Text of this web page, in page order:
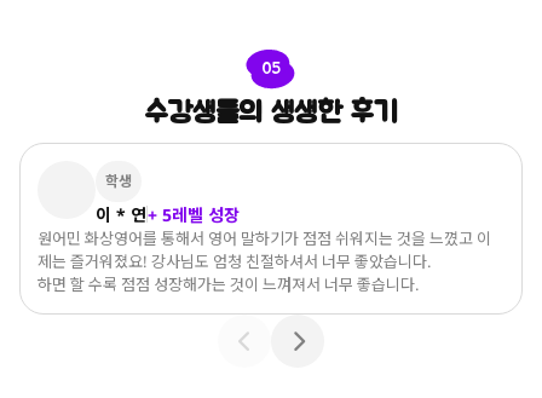
05
수강생들의 생생한 후기
학생
이 * 연+ 5레벨 성장
원어민 화상영어를 통해서 영어 말하기가 점점 쉬워지는 것을 느꼈고 이
제는 즐거워졌요! 강사님도 엄청 친절하셔서 너무 좋았습니다.
하면 할 수록 점점 성장해가는 것이 느껴져서 너무 좋습니다.